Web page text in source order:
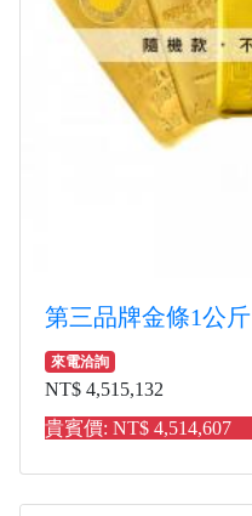
第三品牌金條1公斤
來電洽詢
NT$ 4,515,132
貴賓價: NT$ 4,514,607